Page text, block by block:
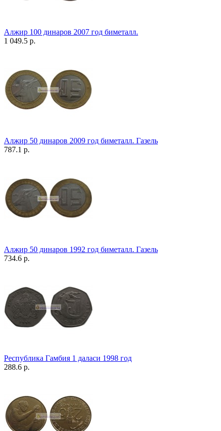
Алжир 100 динаров 2007 год биметалл.
1 049.5 р.
Алжир 50 динаров 2009 год биметалл. Газель
787.1 р.
Алжир 50 динаров 1992 год биметалл. Газель
734.6 р.
Республика Гамбия 1 даласи 1998 год
288.6 р.